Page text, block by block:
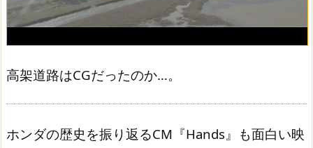
高架道路はCGだったのか…。
ホンダの歴史を振り返るCM『Hands』も面白い映